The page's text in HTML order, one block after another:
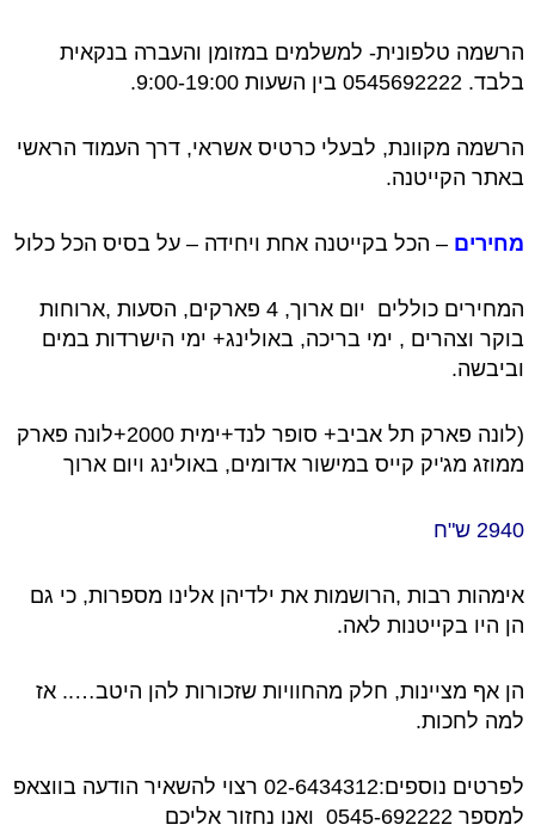
הרשמה טלפונית- למשלמים במזומן והעברה בנקאית
בלבד. 0545692222 בין השעות 9:00-19:00.
הרשמה מקוונת, לבעלי כרטיס אשראי, דרך העמוד הראשי
באתר הקייטנה.
מחירים – הכל בקייטנה אחת ויחידה – על בסיס הכל כלול
המחירים כוללים יום ארוך, 4 פארקים, הסעות ,ארוחות
בוקר וצהרים , ימי בריכה, באולינג+ ימי הישרדות במים
וביבשה.
(לונה פארק תל אביב+ סופר לנד+ימית 2000+לונה פארק
ממוזג מג'יק קייס במישור אדומים, באולינג ויום ארוך
2940 ש"ח
אימהות רבות ,הרושמות את ילדיהן אלינו מספרות, כי גם
הן היו בקייטנות לאה.
הן אף מציינות, חלק מהחוויות שזכורות להן היטב….. אז
למה לחכות.
לפרטים נוספים:02-6434312 רצוי להשאיר הודעה בווצאפ
למספר 0545-692222 ואנו נחזור אליכם